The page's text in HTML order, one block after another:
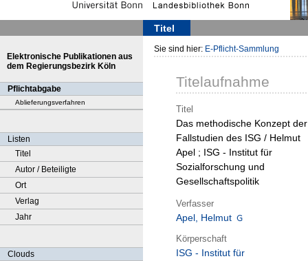
Titel
Elektronische Publikationen aus
dem Regierungsbezirk Köln
Pflichtabgabe
Ablieferungsverfahren
Listen
Titel
Autor / Beteiligte
Ort
Verlag
Jahr
Clouds
Sie sind hier: E-Pflicht-Sammlung
Titelaufnahme
Titel
Das methodische Konzept der
Fallstudien des ISG / Helmut
Apel ; ISG - Institut für
Sozialforschung und
Gesellschaftspolitik
Verfasser
Apel, Helmut
Körperschaft
ISG - Institut für